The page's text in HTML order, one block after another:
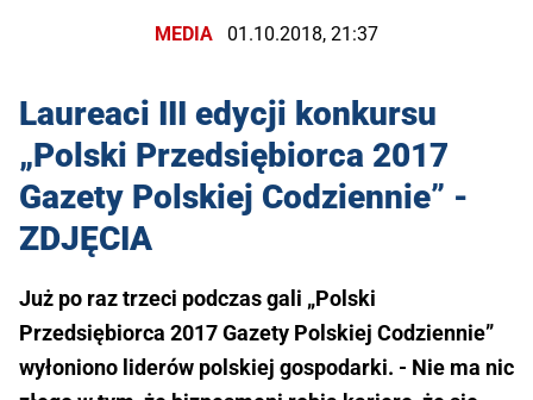
MEDIA 01.10.2018, 21:37
Laureaci III edycji konkursu
„Polski Przedsiębiorca 2017
Gazety Polskiej Codziennie” -
ZDJĘCIA
Już po raz trzeci podczas gali „Polski
Przedsiębiorca 2017 Gazety Polskiej Codziennie”
wyłoniono liderów polskiej gospodarki. - Nie ma nic